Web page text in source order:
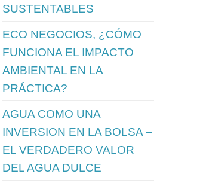
SUSTENTABLES
ECO NEGOCIOS, ¿CÓMO
FUNCIONA EL IMPACTO
AMBIENTAL EN LA
PRÁCTICA?
AGUA COMO UNA
INVERSION EN LA BOLSA –
EL VERDADERO VALOR
DEL AGUA DULCE